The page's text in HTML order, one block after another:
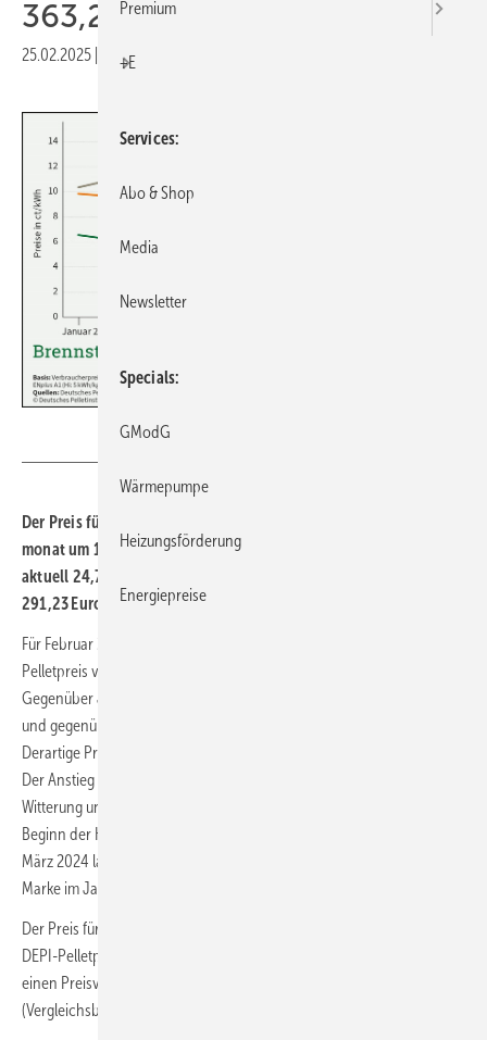
363,21 Euro/t
25.02.2025 Druckvorschau
Der Preis für Holz­pellets ist im Februar 2025 gegen­über dem Vor­
monat um 18,6 % auf 363,21 Euro/t ge­stiegen und liegt damit
aktuell 24,7 % über dem 12-Monats­durch­schnitt von
291,23 Euro/t.
Für Februar 2025 hat das Deutsche Pelletinstitut (
Pelletpreis von 363,21 Euro/t als Bundesdurchschnitt ermittelt.
Gegenüber Januar 2025 entspricht das einer Teuerung von 18,6 %
und gegenüber dem Vorjahresmonat einer Preissteigerung um 15,6 %.
Derartige Preisschübe hatte es zuletzt im September 2022 gegeben.
Der Anstieg beruht auf der nachfragesteigernden winterlichen
Witterung und einem Basiseffekt: die sonst übliche Teuerung mit dem
Beginn der Heizperiode 2024/25 war weitgehend ausgeblieben. Seit
März 2024 lag der DEPI-Pelletpreis unter 300 Euro/t und hat diese
Marke im Januar 2025 wieder übersprungen.
Der Preis für eine Kilowattstunde Wärme aus im Februar 2025 zum
DEPI-Pelletpreis gekauften Pellets beträgt 7,26 Ct/kWh. Damit gibt es
einen Preisvorteil zu einem aktuellen Heizöleinkauf von rund 25 %
(Vergleichsbasis siehe Grafik).
Premium
+E
Services
Abo & Shop
Media
Newsletter
Specials
GModG
Wärmepumpe
Heizungsförderung
Energiepreise